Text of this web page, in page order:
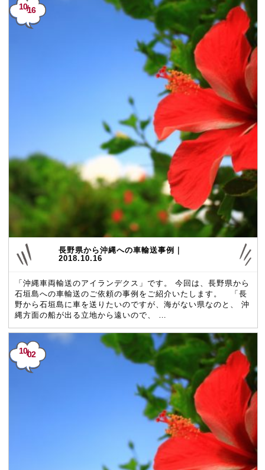
10/16
長野県から沖縄への車輸送事例｜
2018.10.16
「沖縄車両輸送のアイランデクス」です。 今回は、長野県から
石垣島への車輸送のご依頼の事例をご紹介いたします。 「長
野から石垣島に車を送りたいのですが、海がない県なのと、 沖
縄方面の船が出る立地から遠いので、 …
10/02